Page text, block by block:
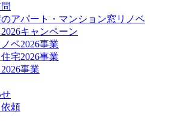
アパート・マンション窓リノベ
キャンペーン
ベ2026事業
宅2026事業
事業
頼